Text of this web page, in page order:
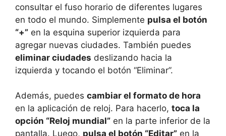
consultar el fuso horario de diferentes lugares
en todo el mundo. Simplemente pulsa el botón
“+” en la esquina superior izquierda para
agregar nuevas ciudades. También puedes
eliminar ciudades deslizando hacia la
izquierda y tocando el botón “Eliminar”.
Además, puedes cambiar el formato de hora
en la aplicación de reloj. Para hacerlo, toca la
opción “Reloj mundial” en la parte inferior de la
pantalla. Luego, pulsa el botón “Editar” en la